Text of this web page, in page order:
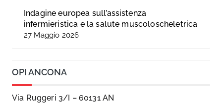
Indagine europea sull’assistenza
infermieristica e la salute muscoloscheletrica
27 Maggio 2026
OPI ANCONA
Via Ruggeri 3/I – 60131 AN